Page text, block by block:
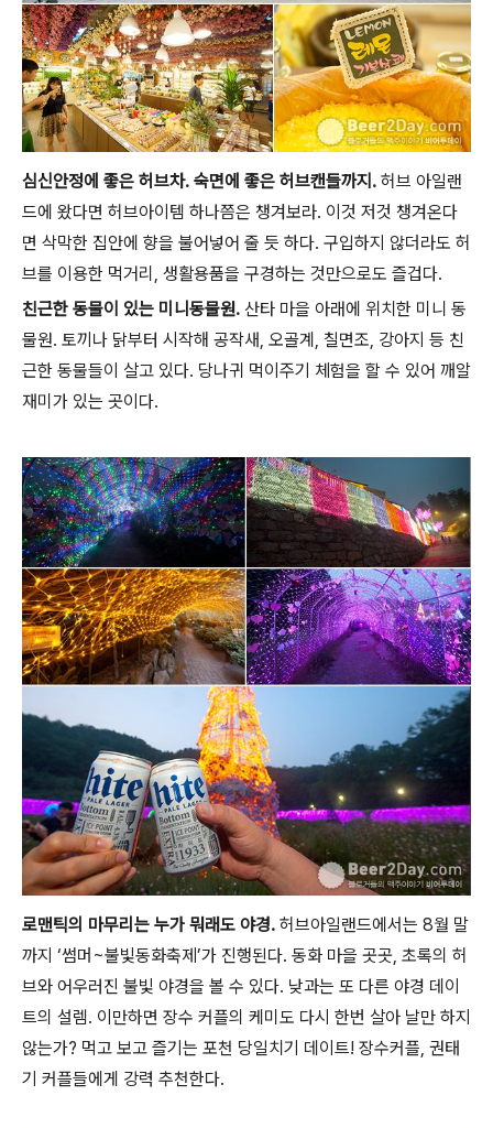
심신안정에 좋은 허브차. 숙면에 좋은 허브캔들까지. 허브 아일랜
드에 왔다면 허브아이템 하나쯤은 챙겨보라. 이것 저것 챙겨온다
면 삭막한 집안에 향을 불어넣어 줄 듯 하다. 구입하지 않더라도 허
브를 이용한 먹거리, 생활용품을 구경하는 것만으로도 즐겁다.
친근한 동물이 있는 미니동물원. 산타 마을 아래에 위치한 미니 동
물원. 토끼나 닭부터 시작해 공작새, 오골계, 칠면조, 강아지 등 친
근한 동물들이 살고 있다. 당나귀 먹이주기 체험을 할 수 있어 깨알
재미가 있는 곳이다.
로맨틱의 마무리는 누가 뭐래도 야경. 허브아일랜드에서는 8월 말
까지 ‘썸머~불빛동화축제’가 진행된다. 동화 마을 곳곳, 초록의 허
브와 어우러진 불빛 야경을 볼 수 있다. 낮과는 또 다른 야경 데이
트의 설렘. 이만하면 장수 커플의 케미도 다시 한번 살아 날만 하지
않는가? 먹고 보고 즐기는 포천 당일치기 데이트! 장수커플, 권태
기 커플들에게 강력 추천한다.